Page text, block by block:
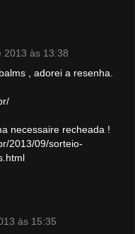
2013 às 13:38
, adorei a resenha.
necessaire recheada !
2013/09/sorteio-
às 15:35